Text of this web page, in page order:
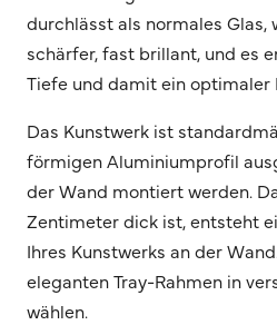
durchlässt als normales Glas,
schärfer, fast brillant, und es
Tiefe und damit ein optimaler
Das Kunstwerk ist
förmigen Aluminiumprofil
der Wand montiert werden.
Zentimeter dick ist, entsteht
Ihres Kunstwerks an der
eleganten Tray-Rahmen in
wählen.